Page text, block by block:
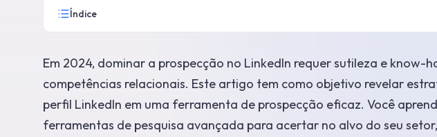
Índice
Em 2024, dominar a prospecção no LinkedIn requer sutileza e know-
competências relacionais. Este artigo tem como objetivo revelar
perfil LinkedIn em uma ferramenta de prospecção eficaz. Você
ferramentas de pesquisa avançada para acertar no alvo do seu